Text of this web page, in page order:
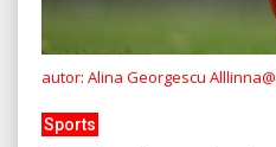
autor: Alina Georgescu
Sports